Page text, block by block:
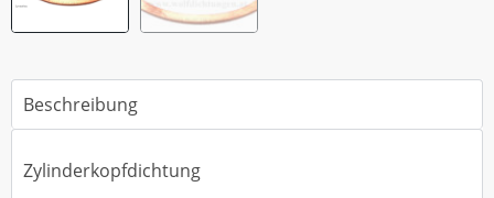
Beschreibung
Zylinderkopfdichtung